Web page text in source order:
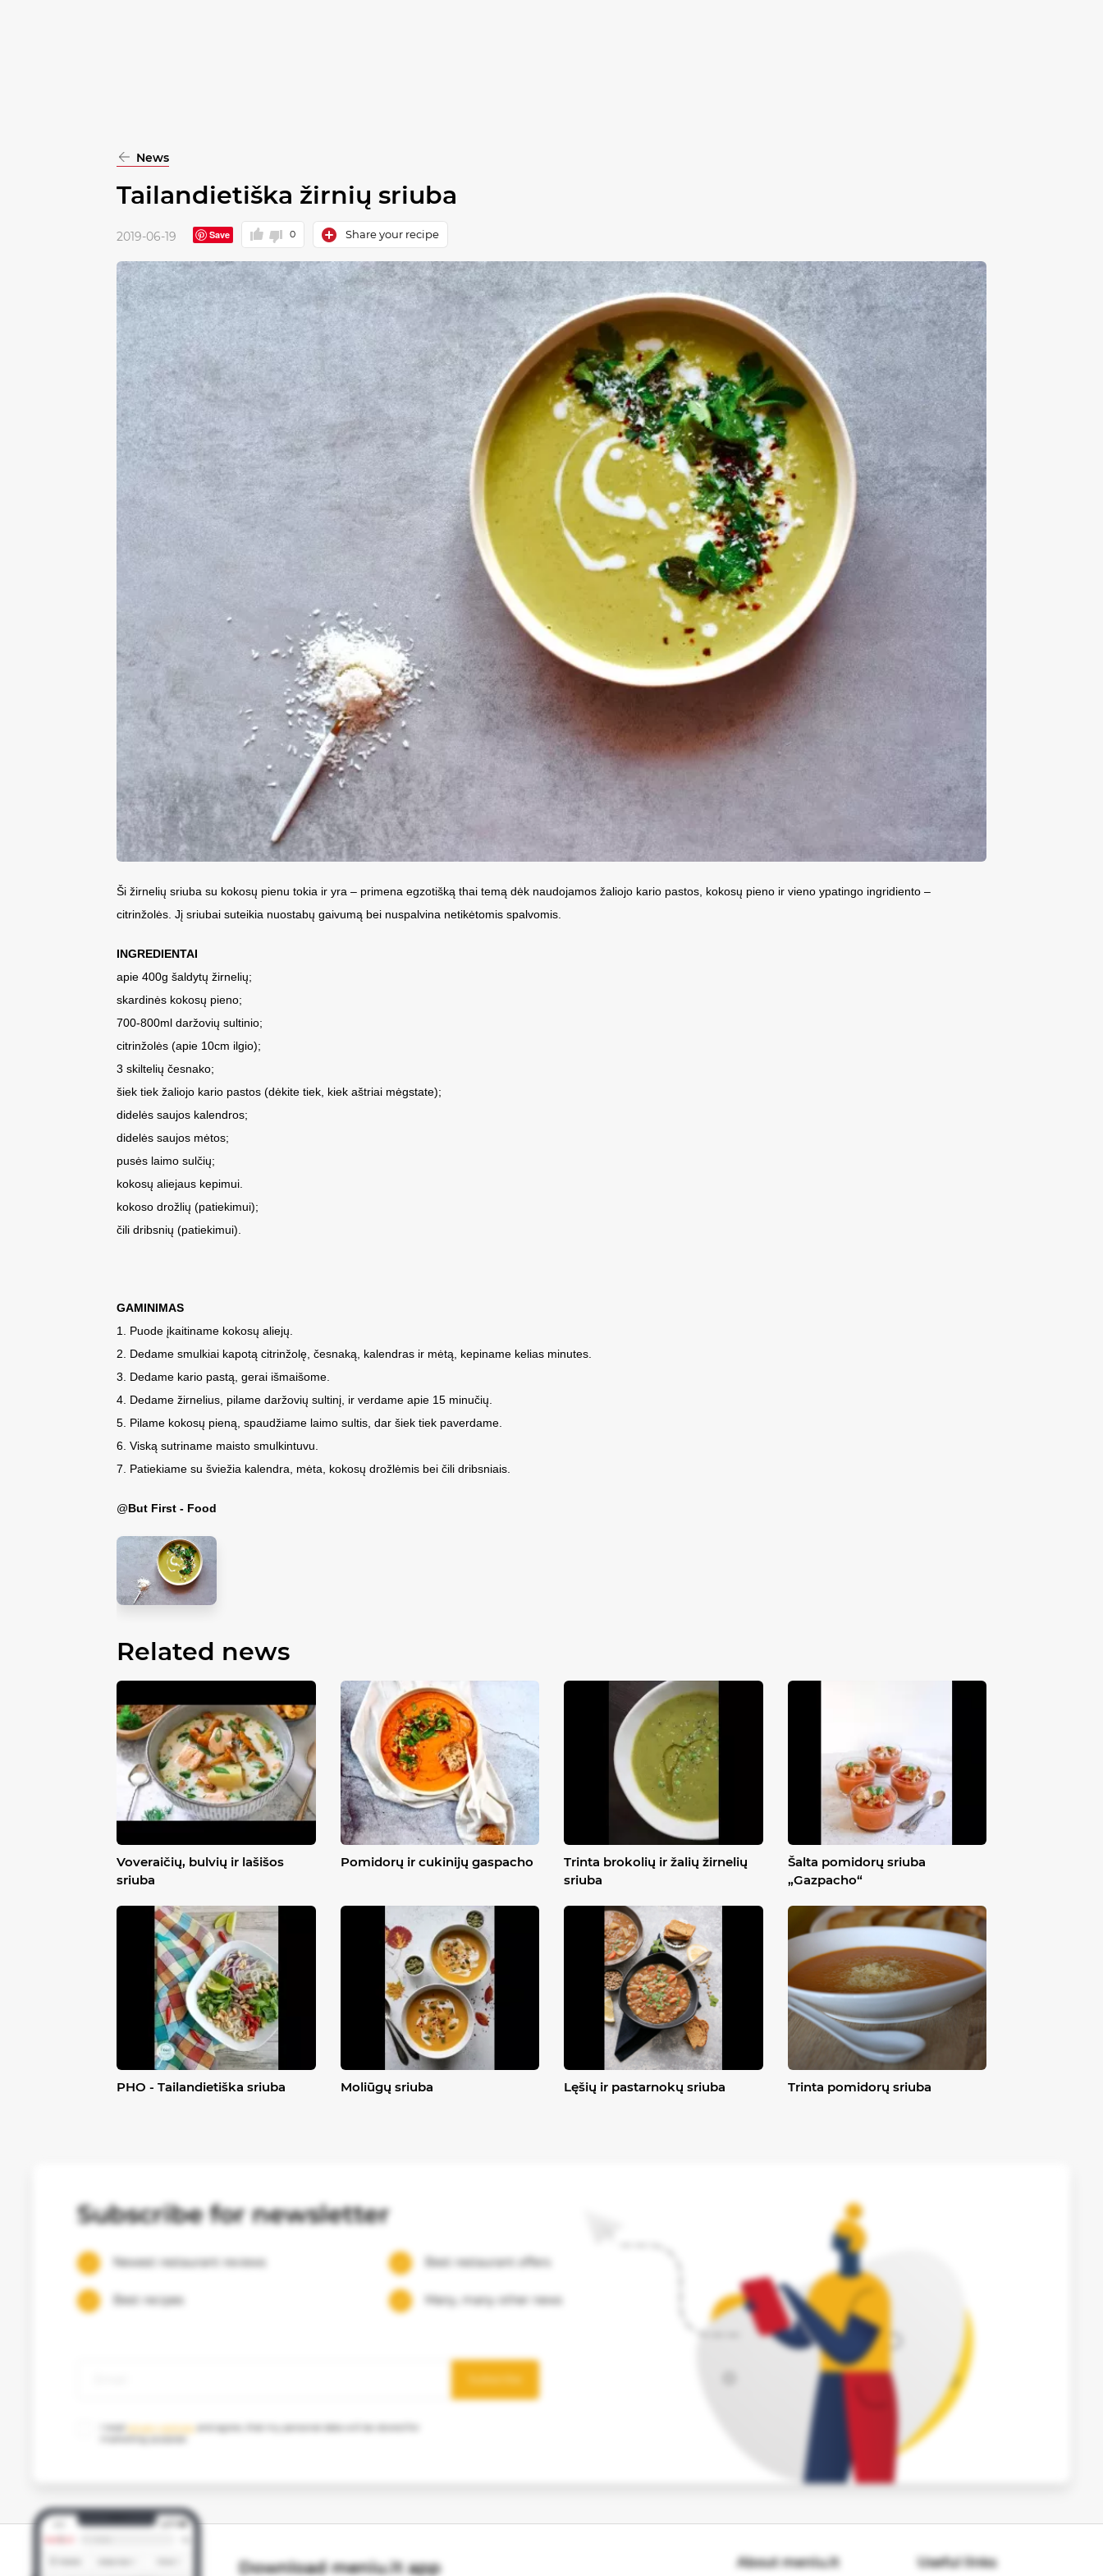
News
Tailandietiška žirnių sriuba
2019-06-19 Save 0 Share your recipe
Ši žirnelių sriuba su kokosų pienu tokia ir yra – primena egzotišką thai temą dėk naudojamos žaliojo kario pastos, kokosų pieno ir vieno ypatingo ingridiento –
citrinžolės. Jį sriubai suteikia nuostabų gaivumą bei nuspalvina netikėtomis spalvomis.
INGREDIENTAI
apie 400g šaldytų žirnelių;
skardinės kokosų pieno;
700-800ml daržovių sultinio;
citrinžolės (apie 10cm ilgio);
3 skiltelių česnako;
šiek tiek žaliojo kario pastos (dėkite tiek, kiek aštriai mėgstate);
didelės saujos kalendros;
didelės saujos mėtos;
pusės laimo sulčių;
kokosų aliejaus kepimui.
kokoso drožlių (patiekimui);
čili dribsnių (patiekimui).
GAMINIMAS
1. Puode įkaitiname kokosų aliejų.
2. Dedame smulkiai kapotą citrinžolę, česnaką, kalendras ir mėtą, kepiname kelias minutes.
3. Dedame kario pastą, gerai išmaišome.
4. Dedame žirnelius, pilame daržovių sultinį, ir verdame apie 15 minučių.
5. Pilame kokosų pieną, spaudžiame laimo sultis, dar šiek tiek paverdame.
6. Viską sutriname maisto smulkintuvu.
7. Patiekiame su šviežia kalendra, mėta, kokosų drožlėmis bei čili dribsniais.
@But First - Food
Related news
Voveraičių, bulvių ir lašišos
sriuba
Pomidorų ir cukinijų gaspacho
Trinta brokolių ir žalių žirnelių
sriuba
Šalta pomidorų sriuba
„Gazpacho“
PHO - Tailandietiška sriuba Moliūgų sriuba Lęšių ir pastarnokų sriuba Trinta pomidorų sriuba
Subscribe for newsletter
Newest restaurant reviews Best restaurant offers
Best recipes Many, many other news
Subscribe
I readprivacy policiesand agree, that my personal data will be stored for
marketing purpose.
Download meniu.lt app About meniu.lt Useful links